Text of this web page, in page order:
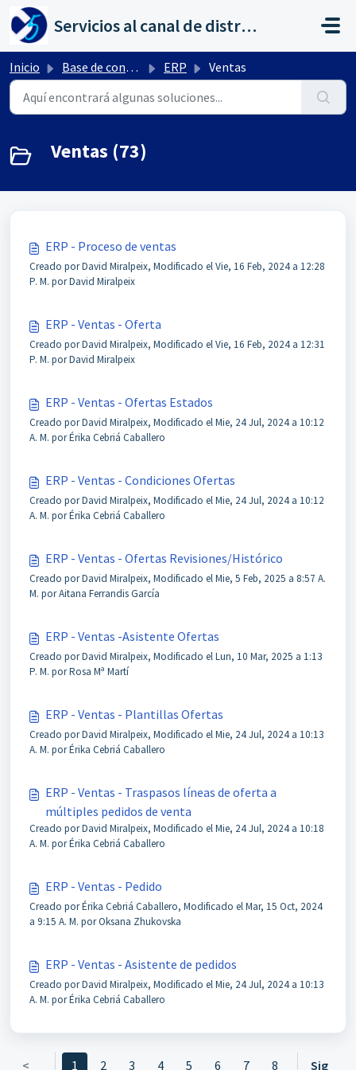
Saltar al contenido principal
Servicios al canal de distribución de AHORA
Inicio Base de conocimientos ERP Ventas
Ventas (73)
ERP - Proceso de ventas
Creado por David Miralpeix, Modificado el Vie, 16 Feb, 2024 a 12:28
P. M. por David Miralpeix
ERP - Ventas - Oferta
Creado por David Miralpeix, Modificado el Vie, 16 Feb, 2024 a 12:31
P. M. por David Miralpeix
ERP - Ventas - Ofertas Estados
Creado por David Miralpeix, Modificado el Mie, 24 Jul, 2024 a 10:12
A. M. por Érika Cebriá Caballero
ERP - Ventas - Condiciones Ofertas
Creado por David Miralpeix, Modificado el Mie, 24 Jul, 2024 a 10:12
A. M. por Érika Cebriá Caballero
ERP - Ventas - Ofertas Revisiones/Histórico
Creado por David Miralpeix, Modificado el Mie, 5 Feb, 2025 a 8:57 A.
M. por Aitana Ferrandis García
ERP - Ventas -Asistente Ofertas
Creado por David Miralpeix, Modificado el Lun, 10 Mar, 2025 a 1:13
P. M. por Rosa Mª Martí
ERP - Ventas - Plantillas Ofertas
Creado por David Miralpeix, Modificado el Mie, 24 Jul, 2024 a 10:13
A. M. por Érika Cebriá Caballero
ERP - Ventas - Traspasos líneas de oferta a
múltiples pedidos de venta
Creado por David Miralpeix, Modificado el Mie, 24 Jul, 2024 a 10:18
A. M. por Érika Cebriá Caballero
ERP - Ventas - Pedido
Creado por Érika Cebriá Caballero, Modificado el Mar, 15 Oct, 2024
a 9:15 A. M. por Oksana Zhukovska
ERP - Ventas - Asistente de pedidos
Creado por David Miralpeix, Modificado el Mie, 24 Jul, 2024 a 10:13
A. M. por Érika Cebriá Caballero
< 1 2 3 4 5 6 7 8 Sig